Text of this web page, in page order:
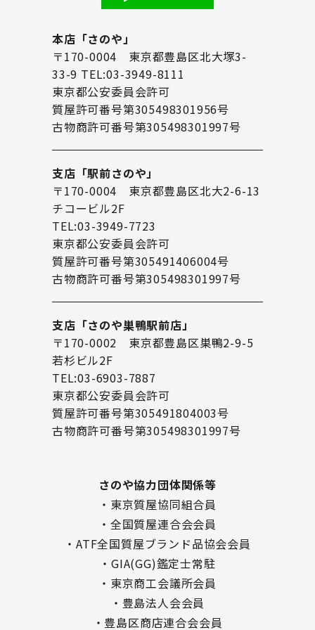
本店「さのや」
〒170-0004 東京都豊島区北大塚3-
33-9 TEL:03-3949-8111
東京都公安委員会許可
質屋許可番号第305498301956号
古物商許可番号第305498301997号
支店「駅前さのや」
〒170-0004 東京都豊島区北大2-6-13
チコービル2F
TEL:03-3949-7723
東京都公安委員会許可
質屋許可番号第305491406004号
古物商許可番号第305498301997号
支店「さのや巣鴨駅前店」
〒170-0002 東京都豊島区巣鴨2-9-5
若杉ビル2F
TEL:03-6903-7887
東京都公安委員会許可
質屋許可番号第305491804003号
古物商許可番号第305498301997号
さのや協力団体関係等
・東京質屋協同組合員
・全国質屋連合会会員
・ATF全国質屋ブランド品協会会員
・GIA(GG)鑑定士常駐
・東京商工会議所会員
・豊島法人会会員
・豊島区商店連合会会員